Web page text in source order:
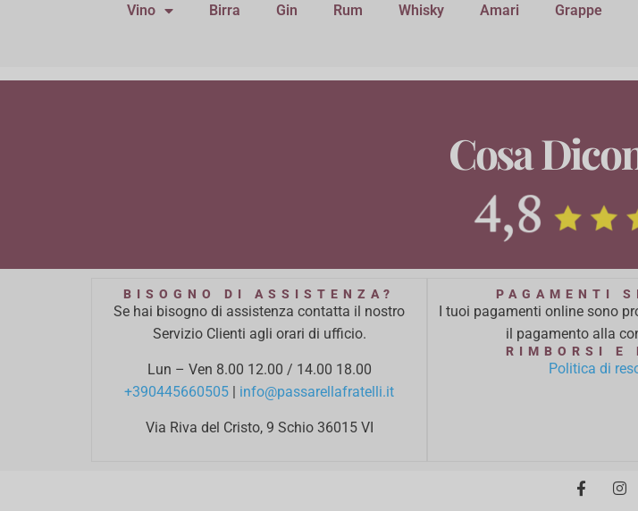
Vino Birra Gin Rum Whisky Amari Grappe
Cosa
BISOGNO DI ASSISTENZA?
Se hai bisogno di assistenza contatta il nostro
Servizio Clienti agli orari di ufficio.
Lun – Ven 8.00 12.00 / 14.00 18.00
+390445660505 | info@passarellafratelli.it
Via Riva del Cristo, 9 Schio 36015 VI
PAGAMENTI
I tuoi pagamenti online sono
il pagamento alla
RIMBORSI E
Politica di